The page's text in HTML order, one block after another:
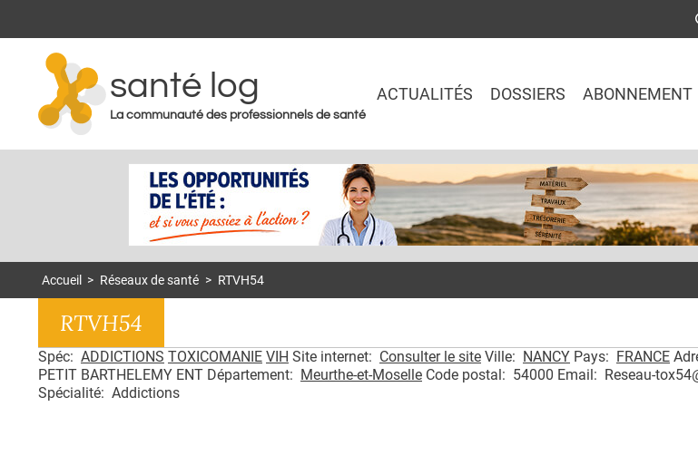
santé log
La communauté des professionnels de santé
ACTUALITÉS DOSSIERS ABONNEMENT
Accueil > Réseaux de santé > RTVH54
RTVH54
Spéc: ADDICTIONS TOXICOMANIE VIH Site internet: Consulter le site Ville: NANCY Pays: FRANCE
PETIT BARTHELEMY ENT Département: Meurthe-et-Moselle Code postal: 54000 Email: Reseau-
Spécialité: Addictions